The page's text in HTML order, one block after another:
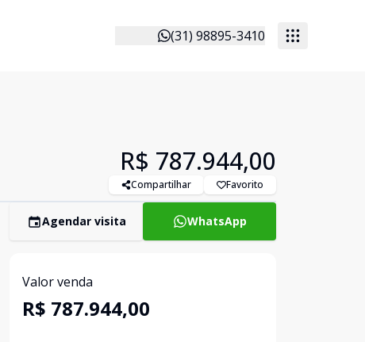
(31) 98895-3410
R$ 787.944,00
Compartilhar Favorito
Agendar visita WhatsApp
Valor venda
R$ 787.944,00